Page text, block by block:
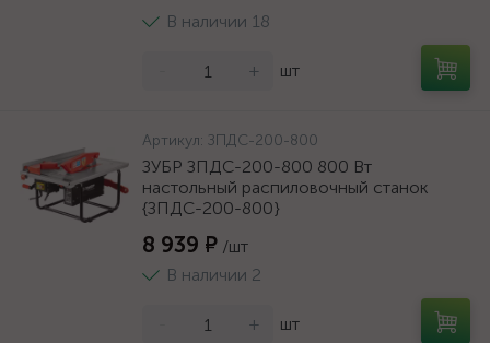
В наличии 18
+ шт
Артикул: ЗПДС-200-800
ЗУБР ЗПДС-200-800 800 Вт
настольный распиловочный станок
{ЗПДС-200-800}
8 939 ₽ /шт
В наличии 2
+ шт